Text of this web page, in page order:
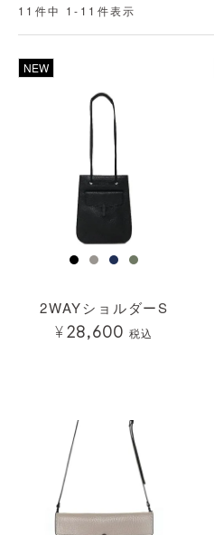
11 件中 1- 11 件表示
NEW
2WAYショルダーS
¥28,600 税込